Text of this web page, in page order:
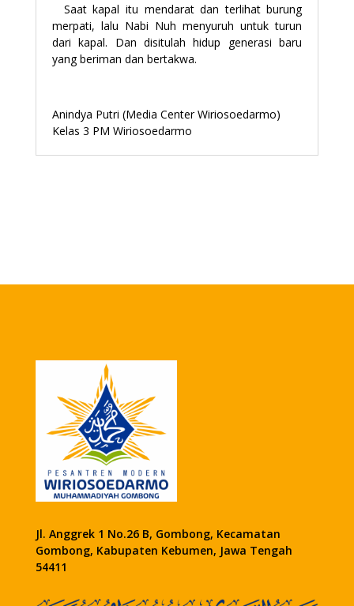
Saat kapal itu mendarat dan terlihat burung
merpati, lalu Nabi Nuh menyuruh untuk turun
dari kapal. Dan disitulah hidup generasi baru
yang beriman dan bertakwa.
Anindya Putri (Media Center Wiriosoedarmo)
Kelas 3 PM Wiriosoedarmo
Jl. Anggrek 1 No.26 B, Gombong, Kecamatan
Gombong, Kabupaten Kebumen, Jawa Tengah
54411